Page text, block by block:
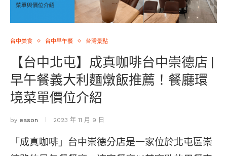
台中美食 台中早午餐 台灣景點
【台中北屯】成真咖啡台中崇德店 |
早午餐義大利麵燉飯推薦！餐廳環
境菜單價位介紹
by eason 2023 年 11 月 9 日
「成真咖啡」台中崇德分店是一家位於北屯區崇